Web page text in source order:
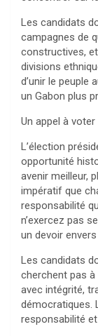
Les candidats
campagnes de
constructives,
divisions
d’unir le peuple
un Gabon plus
Un appel à
L’élection
opportunité
avenir meilleur,
impératif que
responsabilité
n’exercez pas
un devoir
Les candidats
cherchent pas
avec intégrité,
démocratiques.
responsabilité